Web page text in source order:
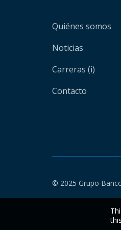
Quiénes somos
Noticias
Carreras (i)
Contacto
© 2025 Grupo